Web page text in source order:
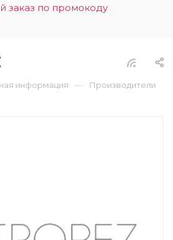
заказ по промокоду
0
информация — Производители